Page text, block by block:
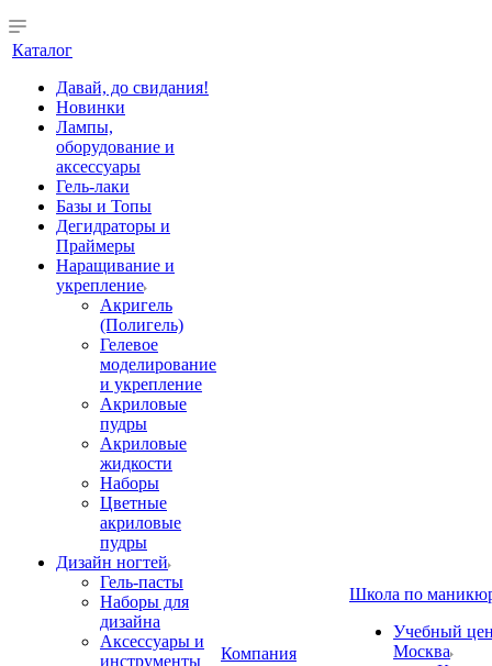
Каталог
Давай, до свидания!
Новинки
Лампы,
оборудование и
аксессуары
Гель-лаки
Базы и Топы
Дегидраторы и
Праймеры
Наращивание и
укрепление
Акригель
(Полигель)
Гелевое
моделирование
и укрепление
Акриловые
пудры
Акриловые
жидкости
Наборы
Цветные
акриловые
пудры
Дизайн ногтей
Гель-пасты
Наборы для
дизайна
Аксессуары и
инструменты
Компания
Школа по
Учебный
Москва